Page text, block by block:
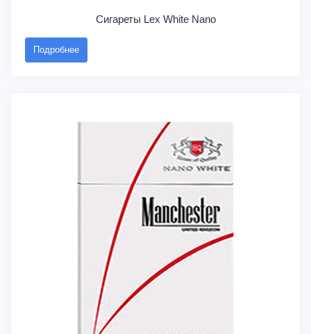
Сигареты Lex White Nano
Подробнее